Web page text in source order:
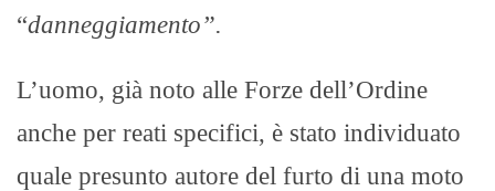
“danneggiamento”.
L’uomo, già noto alle Forze dell’Ordine
anche per reati specifici, è stato individuato
quale presunto autore del furto di una moto